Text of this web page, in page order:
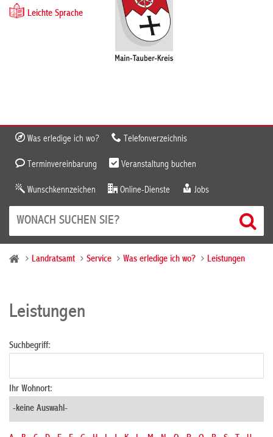
Leichte Sprache
Was erledige ich wo? Telefonverzeichnis
Terminvereinbarung Veranstaltung buchen
Wunschkennzeichen Online-Dienste Jobs
Landratsamt Service Was erledige ich wo? Leistungen
Leistungen
Suchbegriff:
Ihr Wohnort: